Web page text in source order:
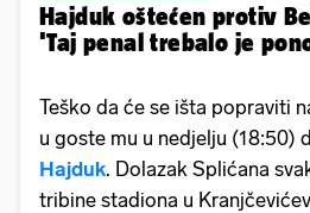
Hajduk oštećen protiv
'Taj penal trebalo je
Teško da će se išta popraviti
u goste mu u nedjelju (18:50)
Hajduk. Dolazak Splićana
tribine stadiona u